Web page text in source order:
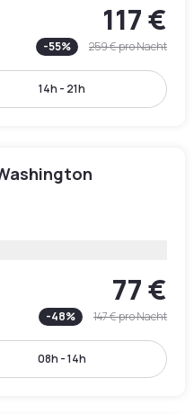
117 €
-55% 259 €pro Nacht
14h - 21h
77 €
-48% 147 €pro Nacht
08h - 14h